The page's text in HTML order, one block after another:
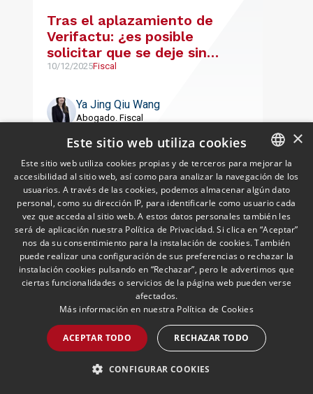
Tras el aplazamiento de
Verifactu: ¿es posible
solicitar que se deje sin
efectos la opción por el SII?
10/12/2025Fiscal
Ya Jing Qiu Wang
Abogado. Fiscal
LEER MÁS >>
¿Es posible la aplicación del
artículo 71 del RDL 5/2023
cuando la/s sociedad/es
beneficiaria/s no es/son de
25/11/2025Corporate and M&A
SPANISH
ENGLISH
PORTUGUESE
×
Este sitio web utiliza cookies
Este sitio web utiliza cookies propias y de terceros para mejorar la
accesibilidad al sitio web, así como para analizar la navegación de los
usuarios. A través de las cookies, podemos almacenar algún dato
personal, como su dirección IP, para identificarle como usuario cada
vez que acceda al sitio web. A estos datos personales también les
será de aplicación nuestra Política de Privacidad. Si clica en “Aceptar”
nos da su consentimiento para la instalación de cookies. También
puede realizar una configuración de sus preferencias o rechazar la
instalación cookies pulsando en “Rechazar”, pero le advertimos que
ciertas funcionalidades o servicios de la página web pueden verse
afectados.
Más información en nuestra Política de Cookies
ACEPTAR TODO RECHAZAR TODO
CONFIGURAR COOKIES